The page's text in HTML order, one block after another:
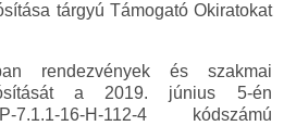
tárgyú Támogató Okiratokat
rendezvények és szakmai
a 2019. június 5-én
7.1.1-16-H-112-4 kódszámú